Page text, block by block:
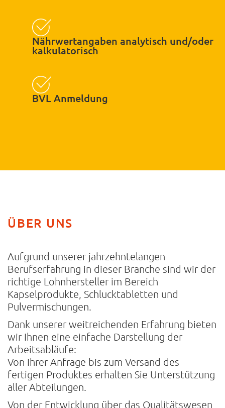
Nährwertangaben analytisch und/oder
kalkulatorisch
BVL Anmeldung
ÜBER UNS
Aufgrund unserer jahrzehntelangen
Berufserfahrung in dieser Branche sind wir der
richtige Lohnhersteller im Bereich
Kapselprodukte, Schlucktabletten und
Pulvermischungen.
Dank unserer weitreichenden Erfahrung bieten
wir Ihnen eine einfache Darstellung der
Arbeitsabläufe:
Von Ihrer Anfrage bis zum Versand des
fertigen Produktes erhalten Sie Unterstützung
aller Abteilungen.
Von der Entwicklung über das Qualitätswesen